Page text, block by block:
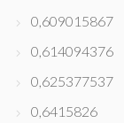
0,609015867
0,614094376
0,625377537
0,6415826